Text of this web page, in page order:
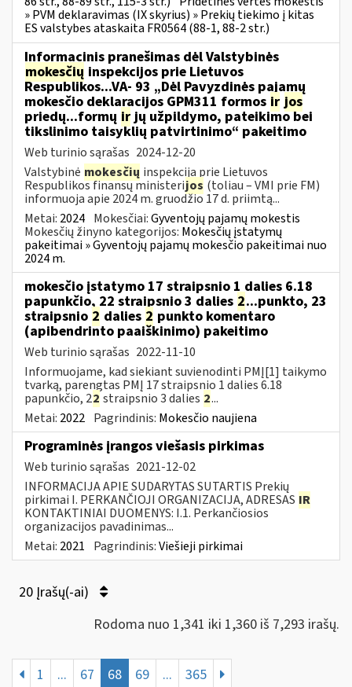
» PVM deklaravimas (IX skyrius) » Prekių tiekimo į kitas
ES valstybes ataskaita FR0564 (88-1, 88-2 str.)
Informacinis pranešimas dėl Valstybinės
mokesčių inspekcijos prie Lietuvos
Respublikos...VA- 93 „Dėl Pavyzdinės pajamų
mokesčio deklaracijos GPM311 formos ir jos
priedų...formų irjų užpildymo, pateikimo bei
tikslinimo taisyklių patvirtinimo“ pakeitimo
Web turinio sąrašas 2024-12-20
Valstybinė mokesčių inspekcija prie Lietuvos
Respublikos finansų ministerijos (toliau – VMI prie FM)
informuoja apie 2024 m. gruodžio 17 d. priimtą...
Metai: 2024 Mokesčiai:Gyventojų pajamų mokestis
Mokesčių žinyno kategorijos: Mokesčių įstatymų
pakeitimai » Gyventojų pajamų mokesčio pakeitimai nuo
2024 m.
mokesčio įstatymo 17 straipsnio 1 dalies 6.18
papunkčio, 22 straipsnio 3 dalies 2...punkto, 23
straipsnio 2 dalies 2 punkto komentaro
(apibendrinto paaiškinimo) pakeitimo
Web turinio sąrašas 2022-11-10
Informuojame, kad siekiant suvienodinti PMĮ[1] taikymo
tvarką, parengtas PMĮ 17 straipsnio 1 dalies 6.18
papunkčio, 22 straipsnio 3 dalies 2...
Metai: 2022 Pagrindinis: Mokesčio naujiena
Programinės įrangos viešasis pirkimas
Web turinio sąrašas 2021-12-02
INFORMACIJA APIE SUDARYTAS SUTARTIS Prekių
pirkimai I. PERKANČIOJI ORGANIZACIJA, ADRESAS IR
KONTAKTINIAI DUOMENYS: I.1. Perkančiosios
organizacijos pavadinimas...
Metai: 2021 Pagrindinis:Viešieji pirkimai
20 Įrašų(-ai)
Rodoma nuo 1,341 iki 1,360 iš 7,293 irašų.
1 ... 67 68 69 ... 365